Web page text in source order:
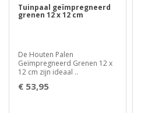
Tuinpaal geïmpregneerd
grenen 12 x 12 cm
De Houten Palen
Geïmpregneerd Grenen 12 x
12 cm zijn ideaal ..
€ 53,95